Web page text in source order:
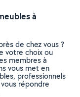
à
de chez vous ?
votre choix ou
membres à
vous met en
professionnels
répondre